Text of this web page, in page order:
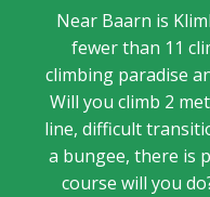
Near Baarn is
fewer than 11
climbing paradise
Will you climb 2
line, difficult
a bungee, there is
course will you